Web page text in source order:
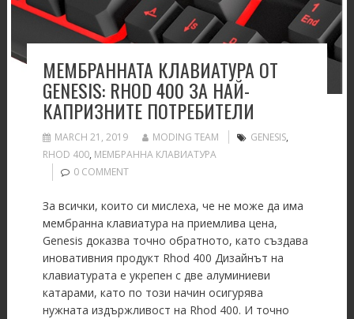
МЕМБРАННАТА КЛАВИАТУРА ОТ
GENESIS: RHOD 400 ЗА НАЙ-
КАПРИЗНИТЕ ПОТРЕБИТЕЛИ
MARCH 21, 2019 MODING TEAM GENESIS,
RHOD 400, МЕМБРАННА КЛАВИАТУРА
0 COMMENT
За всички, които си мислeха, че не може да има
мембранна клавиатура на приемлива цена,
Genesis доказва точно обратното, като създава
иновативния продукт Rhod 400 Дизайнът на
клавиатурата е укрепен с две алуминиеви
катарами, като по този начин осигурява
нужната издържливост на Rhod 400. И точно